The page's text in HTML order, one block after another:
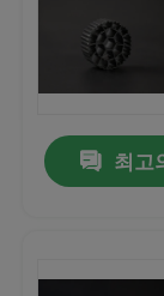
블로그
조회를 요청
MBBR 전기
최고